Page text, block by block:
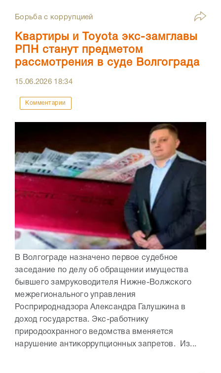
Борьба с коррупцией
Квартиры и Toyota экс-замглавы
РПН станут предметом
рассмотрения в суде Волгограда
15.06.2026 18:34
Комментарии
В Волгограде назначено первое судебное
заседание по делу об обращении имущества
бывшего замруководителя Нижне-Волжского
межрегионального управления
Росприроднадзора Александра Галушкина в
доход государства. Экс-работнику
природоохранного ведомства вменяется
нарушение антикоррупционных запретов. Из...